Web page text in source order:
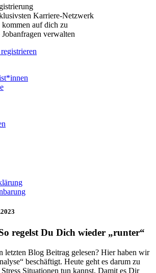
Karriere-Netzwerk
auf dich zu
verwalten
regelst Du Dich wieder „runter“
letzten Blog Beitrag gelesen? Hier haben wir
beschäftigt. Heute geht es darum zu
Situationen tun kannst. Damit es Dir